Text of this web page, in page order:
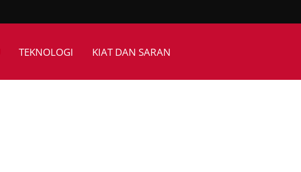
TEKNOLOGI KIAT DAN SARAN